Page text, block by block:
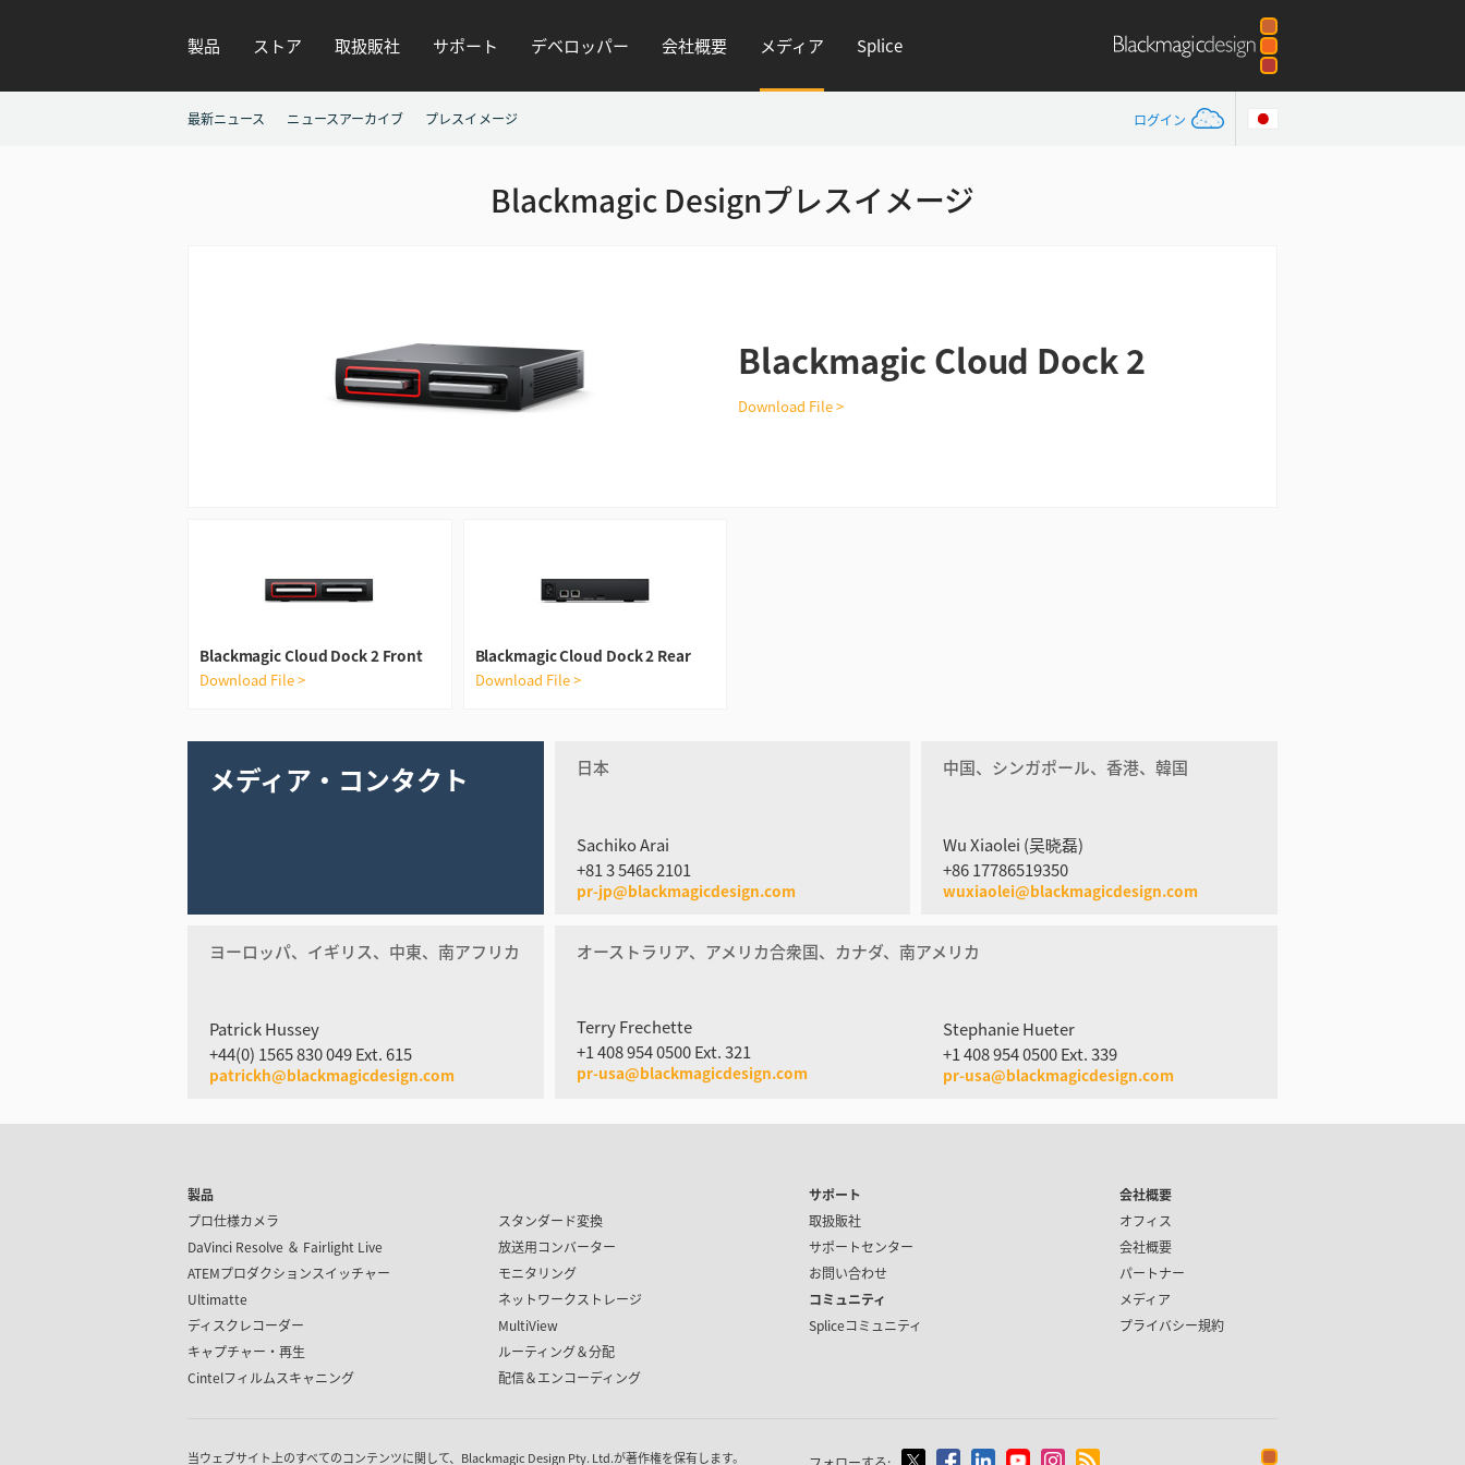
製品 ストア 取扱販社 サポート デベロッパー 会社概要 メディア Splice
ログイン
最新ニュース ニュースアーカイブ プレスイメージ
Blackmagic Designプレスイメージ
Blackmagic Cloud Dock 2
Download File >
Blackmagic Cloud Dock 2 Front
Download File >
Blackmagic Cloud Dock 2 Rear
Download File >
メディア・コンタクト 日本
Sachiko Arai
+81 3 5465 2101
pr-jp@blackmagicdesign.com
中国、シンガポール、香港、韓国
Wu Xiaolei (吴晓磊)
+86 17786519350
wuxiaolei@blackmagicdesign.com
ヨーロッパ、イギリス、中東、南アフリカ
Patrick Hussey
+44(0) 1565 830 049 Ext. 615
patrickh@blackmagicdesign.com
オーストラリア、アメリカ合衆国、カナダ、南アメリカ
Terry Frechette
+1 408 954 0500 Ext. 321
pr-usa@blackmagicdesign.com
Stephanie Hueter
+1 408 954 0500 Ext. 339
pr-usa@blackmagicdesign.com
製品
プロ仕様カメラ
DaVinci Resolve ＆ Fairlight Live
ATEMプロダクションスイッチャー
Ultimatte
ディスクレコーダー
キャプチャー・再生
Cintelフィルムスキャニング
スタンダード変換
放送用コンバーター
モニタリング
ネットワークストレージ
MultiView
ルーティング＆分配
配信＆エンコーディング
サポート
取扱販社
サポートセンター
お問い合わせ
コミュニティ
Spliceコミュニティ
会社概要
オフィス
会社概要
パートナー
メディア
プライバシー規約
当ウェブサイト上のすべてのコンテンツに関して、Blackmagic Design Pty. Ltd.が著作権を保有します。